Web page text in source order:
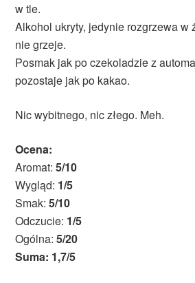
w tle.
Alkohol ukryty, jedynie rozgrzewa w
nie grzeje.
Posmak jak po czekoladzie z
pozostaje jak po kakao.
Nic wybitnego, nic złego. Meh.
Ocena:
Aromat:5/10
Wygląd: 1/5
Smak:5/10
Odczucie: 1/5
Ogólna:5/20
Suma: 1,7/5